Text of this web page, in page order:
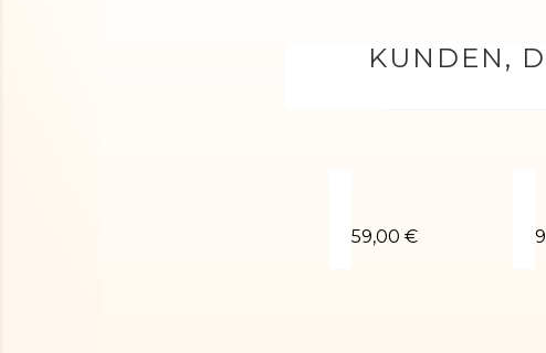
KUNDEN,
59,00 €